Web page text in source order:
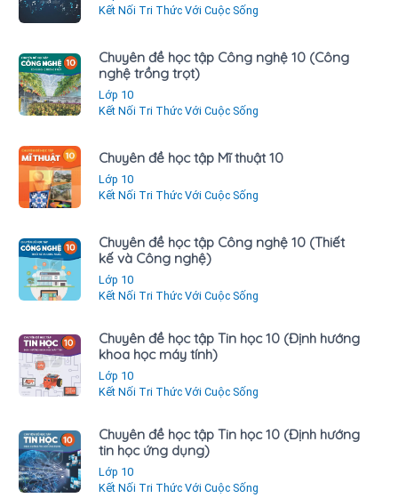
Kết Nối Tri Thức Với Cuộc Sống
Chuyên đề học tập Công nghệ 10 (Công
nghệ trồng trọt)
Lớp 10
Kết Nối Tri Thức Với Cuộc Sống
Chuyên đề học tập Mĩ thuật 10
Lớp 10
Kết Nối Tri Thức Với Cuộc Sống
Chuyên đề học tập Công nghệ 10 (Thiết
kế và Công nghệ)
Lớp 10
Kết Nối Tri Thức Với Cuộc Sống
Chuyên đề học tập Tin học 10 (Định hướng
khoa học máy tính)
Lớp 10
Kết Nối Tri Thức Với Cuộc Sống
Chuyên đề học tập Tin học 10 (Định hướng
tin học ứng dụng)
Lớp 10
Kết Nối Tri Thức Với Cuộc Sống